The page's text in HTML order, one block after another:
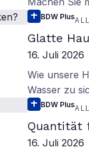
BDW Plus
Glatte
16. Juli 2026
Wie unsere
Wasser zu
BDW Plus
Quantität
16. Juli 2026